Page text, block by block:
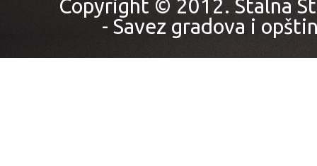
Copyright © 2012. Stalna
- Savez gradova i